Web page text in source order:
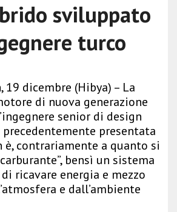
sviluppato
turco
19 dicembre (Hibya) – La
di nuova generazione
senior di design
presentata
contrariamente a quanto si
bensì un sistema
ricavare energia e mezzo
e dall’ambiente